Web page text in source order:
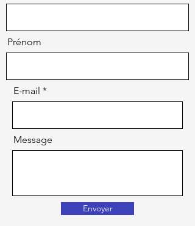
Prénom
E-mail
Message
Envoyer